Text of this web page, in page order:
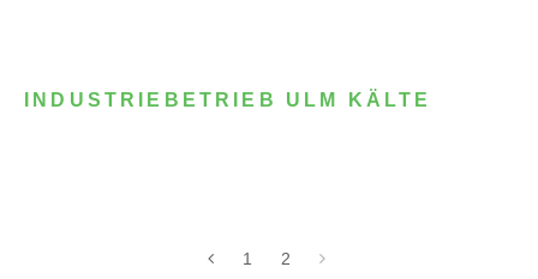
INDUSTRIEBETRIEB ULM KÄLTE
1 2